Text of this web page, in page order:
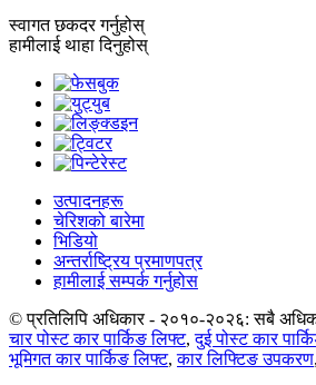
स्वागत छकदर गर्नुहोस्
हामीलाई थाहा दिनुहोस्
उत्पादनहरू
चेरिशको बारेमा
भिडियो
अन्तर्राष्ट्रिय प्रमाणपत्र
हामीलाई सम्पर्क गर्नुहोस
© प्रतिलिपि अधिकार - २०१०-२०२६: सबै
चार पोस्ट कार पार्किङ लिफ्ट,दुई पोस्ट कार
भूमिगत कार पार्किङ लिफ्ट,कार लिफ्टिङ उपकरण